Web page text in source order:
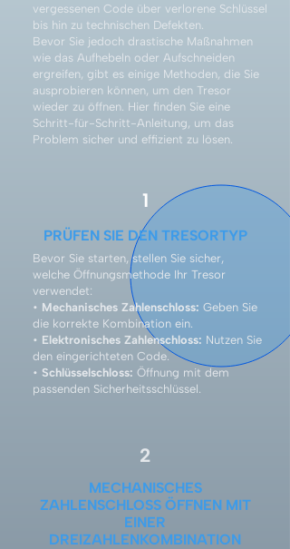
vergessenen Code über verlorene Schlüssel
bis hin zu technischen Defekten.
Bevor Sie jedoch drastische Maßnahmen
wie das Aufhebeln oder Aufschneiden
ergreifen, gibt es einige Methoden, die Sie
ausprobieren können, um den Tresor
wieder zu öffnen. Hier finden Sie eine
Schritt-für-Schritt-Anleitung, um das
Problem sicher und effizient zu lösen.
1
PRÜFEN SIE DEN TRESORTYP
Bevor Sie starten, stellen Sie sicher,
welche Öffnungsmethode Ihr Tresor
verwendet:
• Mechanisches Zahlenschloss: Geben Sie
die korrekte Kombination ein.
• Elektronisches Zahlenschloss: Nutzen Sie
den eingerichteten Code.
• Schlüsselschloss: Öffnung mit dem
passenden Sicherheitsschlüssel.
2
MECHANISCHES
ZAHLENSCHLOSS ÖFFNEN MIT
EINER
DREIZAHLENKOMBINATION